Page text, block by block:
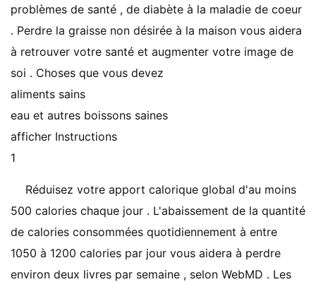
problèmes de santé , de diabète à la maladie de coeur
. Perdre la graisse non désirée à la maison vous aidera
à retrouver votre santé et augmenter votre image de
soi . Choses que vous devez
aliments sains
eau et autres boissons saines
afficher Instructions
1
Réduisez votre apport calorique global d'au moins
500 calories chaque jour . L'abaissement de la quantité
de calories consommées quotidiennement à entre
1050 à 1200 calories par jour vous aidera à perdre
environ deux livres par semaine , selon WebMD . Les